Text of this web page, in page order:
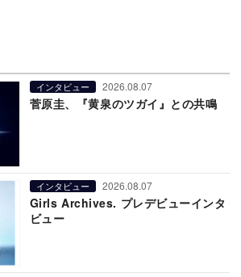
インタビュー 2026.08.07
菅原圭、『黄泉のツガイ』との共鳴
インタビュー 2026.08.07
Girls Archives. プレデビューインタ
ビュー